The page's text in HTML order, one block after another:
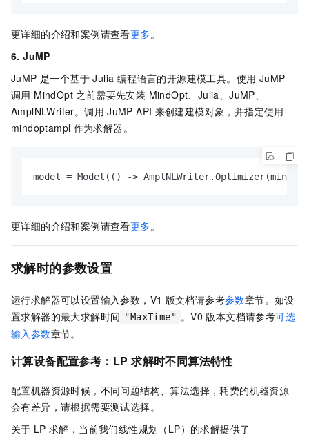
更详细的介绍和案例请查看更多 。
6. JuMP
JuMP 是一个基于 Julia 编程语言的开源建模工具。使用 JuMP
调用 MindOpt 之前需要先安装 MindOpt、Julia、JuMP、
AmplNLWriter。调用 JuMP API 来创建建模对象，并指定使用
mindoptampl 作为求解器。
model = Model(() ->
更详细的介绍和案例请查看更多 。
求解时的参数设置
运行求解器可以设置输入参数，V1 版文档请参考参数章节。如设
置求解器的最大求解时间 "MaxTime" 。V0 版本文档请参考可选
输入参数章节。
计算设备配置参考：LP 求解时不同算法特性
配置机器资源时候，不同问题结构、算法选择，耗费的机器资源
会有差异，请根据需要测试选择。
关于 LP 求解，当前我们线性规划（LP）的求解提供了